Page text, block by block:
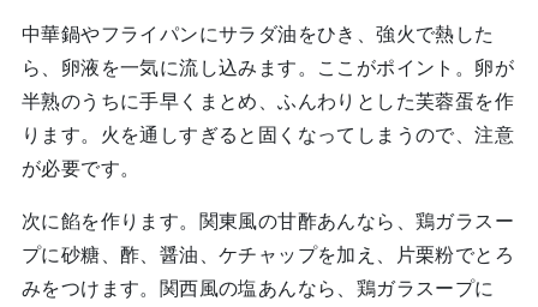
中華鍋やフライパンにサラダ油をひき、強火で熱した
ら、卵液を一気に流し込みます。ここがポイント。卵が
半熟のうちに手早くまとめ、ふんわりとした芙蓉蛋を作
ります。火を通しすぎると固くなってしまうので、注意
が必要です。
次に餡を作ります。関東風の甘酢あんなら、鶏ガラスー
プに砂糖、酢、醤油、ケチャップを加え、片栗粉でとろ
みをつけます。関西風の塩あんなら、鶏ガラスープに